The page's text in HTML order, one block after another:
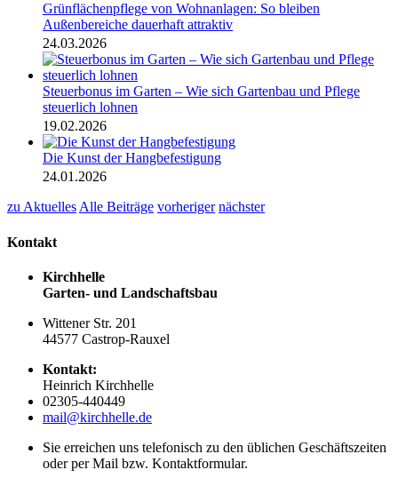
Grünflächenpflege von Wohnanlagen: So bleiben
Außenbereiche dauerhaft attraktiv
24.03.2026
Steuerbonus im Garten – Wie sich Gartenbau und Pflege
steuerlich lohnen
19.02.2026
Die Kunst der Hangbefestigung
24.01.2026
zu Aktuelles Alle Beiträge vorheriger nächster
Kontakt
Kirchhelle
Garten- und Landschaftsbau
Wittener Str. 201
44577 Castrop-Rauxel
Kontakt:
Heinrich Kirchhelle
02305-440449
mail@kirchhelle.de
Sie erreichen uns telefonisch zu den üblichen Geschäftszeiten
oder per Mail bzw. Kontaktformular.